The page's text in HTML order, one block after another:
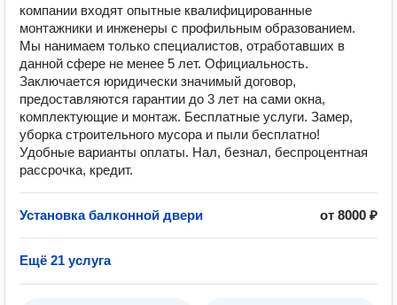
компании входят опытные квалифицированные
монтажники и инженеры с профильным образованием.
Мы нанимаем только специалистов, отработавших в
данной сфере не менее 5 лет. Официальность.
Заключается юридически значимый договор,
предоставляются гарантии до 3 лет на сами окна,
комплектующие и монтаж. Бесплатные услуги. Замер,
уборка строительного мусора и пыли бесплатно!
Удобные варианты оплаты. Нал, безнал, беспроцентная
рассрочка, кредит.
Установка балконной двери от 8000 ₽
Ещё 21 услуга